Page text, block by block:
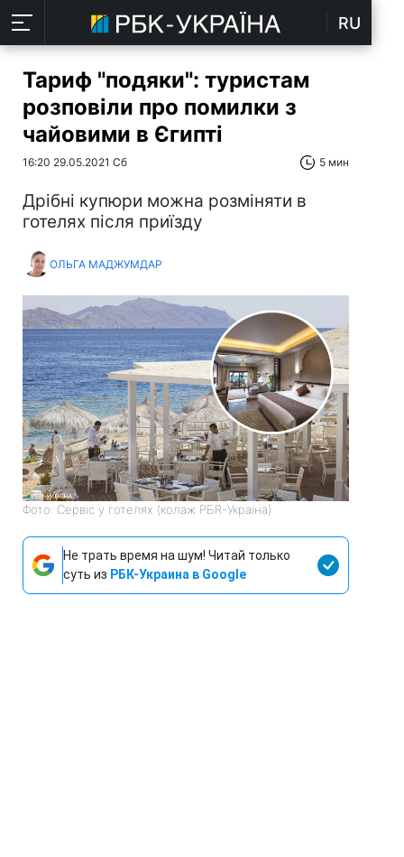
RU
Тариф "подяки": туристам
розповіли про помилки з
чайовими в Єгипті
16:20 29.05.2021 Сб 5 мин
Дрібні купюри можна розміняти в
готелях після приїзду
ОЛЬГА МАДЖУМДАР
Фото: Сервіс у готелях (колаж РБR-Україна)
Не трать время на шум! Читай только
суть из РБК-Украина в Google